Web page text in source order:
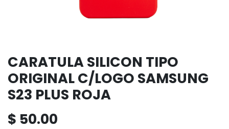
CARATULA SILICON TIPO
ORIGINAL C/LOGO SAMSUNG
S23 PLUS ROJA
$ 50.00